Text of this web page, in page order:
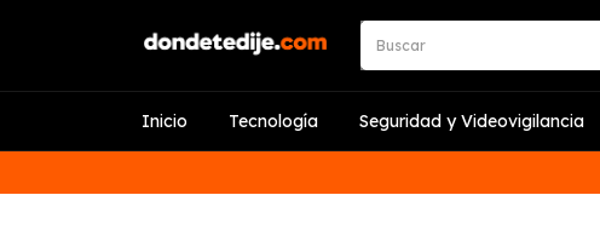
Inicio Tecnología Seguridad y Videovigilancia